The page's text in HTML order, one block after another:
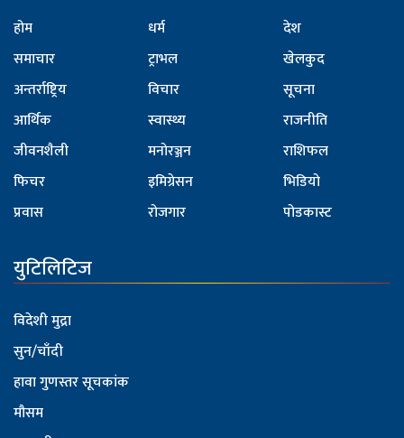
होम
समाचार
अन्तर्राष्ट्रिय
आर्थिक
जीवनशैली
फिचर
प्रवास
धर्म
ट्राभल
विचार
स्वास्थ्य
मनोरञ्जन
इमिग्रेसन
रोजगार
देश
खेलकुद
सूचना
राजनीति
राशिफल
भिडियो
पोडकास्ट
युटिलिटिज
विदेशी मुद्रा
सुन/चाँदी
हावा गुणस्तर सूचकांक
मौसम